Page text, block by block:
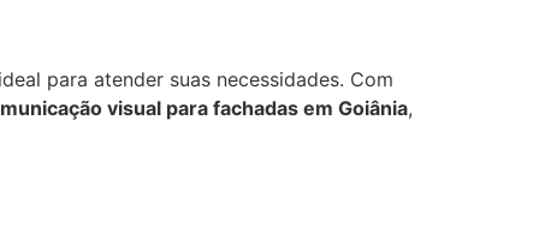
para atender suas necessidades. Com
visual para fachadas em Goiânia,